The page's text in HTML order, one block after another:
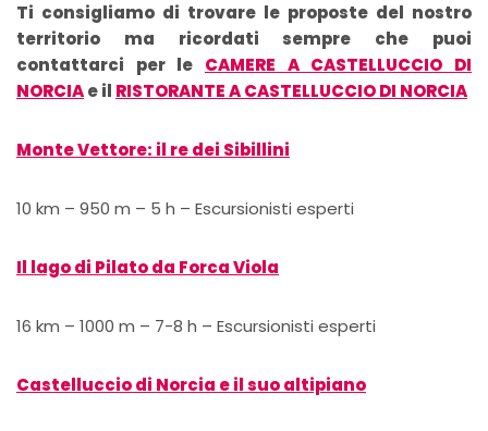
Ti consigliamo di trovare le proposte del nostro
territorio ma ricordati sempre che puoi
contattarci per le CAMERE A CASTELLUCCIO DI
NORCIAe il RISTORANTE A CASTELLUCCIO DI NORCIA
Monte Vettore: il re dei Sibillini
10 km – 950 m – 5 h – Escursionisti esperti
Il lago di Pilato da Forca Viola
16 km – 1000 m – 7-8 h – Escursionisti esperti
Castelluccio di Norcia e il suo altipiano